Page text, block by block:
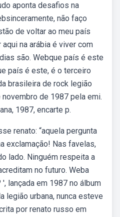
aponta desafios na
não faço
de voltar ao meu país
na arábia é viver com
são. Webque país é este
país é este, é o terceiro
brasileira de rock legião
novembro de 1987 pela emi.
1987, encarte p.
renato: “aquela pergunta
exclamação! Nas favelas,
lado. Ninguém respeita a
no futuro. Weba
lançada em 1987 no álbum
legião urbana, nunca esteve
por renato russo em